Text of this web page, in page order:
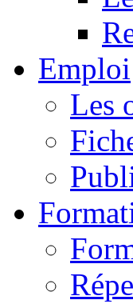
Emploi
Les